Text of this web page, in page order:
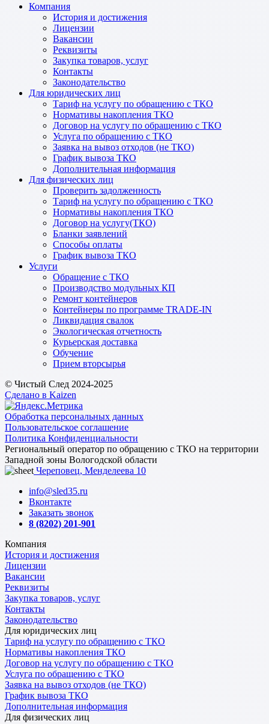
Компания
История и достижения
Лицензии
Вакансии
Реквизиты
Закупка товаров, услуг
Контакты
Законодательство
Для юридических лиц
Тариф на услугу по обращению с ТКО
Нормативы накопления ТКО
Договор на услугу по обращению с ТКО
Услуга по обращению с ТКО
Заявка на вывоз отходов (не ТКО)
График вывоза ТКО
Дополнительная информация
Для физических лиц
Проверить задолженность
Тариф на услугу по обращению с ТКО
Нормативы накопления ТКО
Договор на услугу(ТКО)
Бланки заявлений
Способы оплаты
График вывоза ТКО
Услуги
Обращение с ТКО
Производство модульных КП
Ремонт контейнеров
Контейнеры по программе TRADE-IN
Ликвидация свалок
Экологическая отчетность
Курьерская доставка
Обучение
Прием вторсырья
© Чистый След 2024-2025
Сделано в Kaizen
Обработка персональных данных
Пользовательское соглашение
Политика Конфиденциальности
Региональный оператор по обращению с ТКО на территории
Западной зоны Вологодской области
Череповец, Менделеева 10
info@sled35.ru
Вконтакте
Заказать звонок
8 (8202) 201-901
Компания
История и достижения
Лицензии
Вакансии
Реквизиты
Закупка товаров, услуг
Контакты
Законодательство
Для юридических лиц
Тариф на услугу по обращению с ТКО
Нормативы накопления ТКО
Договор на услугу по обращению с ТКО
Услуга по обращению с ТКО
Заявка на вывоз отходов (не ТКО)
График вывоза ТКО
Дополнительная информация
Для физических лиц